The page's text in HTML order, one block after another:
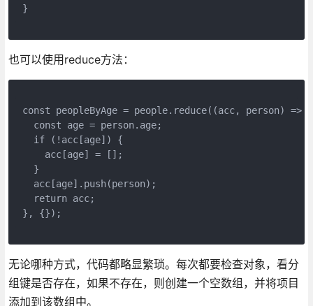
}
也可以使用reduce方法：
const peopleByAge = people.reduce((acc, person) => {
  const age = person.age;
  if (!acc[age]) {
    acc[age] = [];
  }
  acc[age].push(person);
  return acc;
}, {});
无论哪种方式，代码都略显繁琐。每次都要检查对象，看分
组键是否存在，如果不存在，则创建一个空数组，并将项目
添加到该数组中。